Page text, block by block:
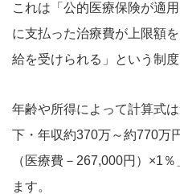
これは「公的医療保険が適
に支払った治療費が上限額
給を受けられる」という制度
年齢や所得によって計算式
下・年収約370万～約770万
（医療費－267,000円）×1
ます。